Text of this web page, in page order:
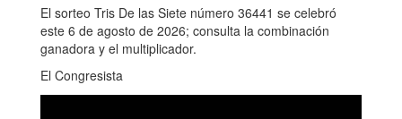
El sorteo Tris De las Siete número 36441 se celebró
este 6 de agosto de 2026; consulta la combinación
ganadora y el multiplicador.
El Congresista